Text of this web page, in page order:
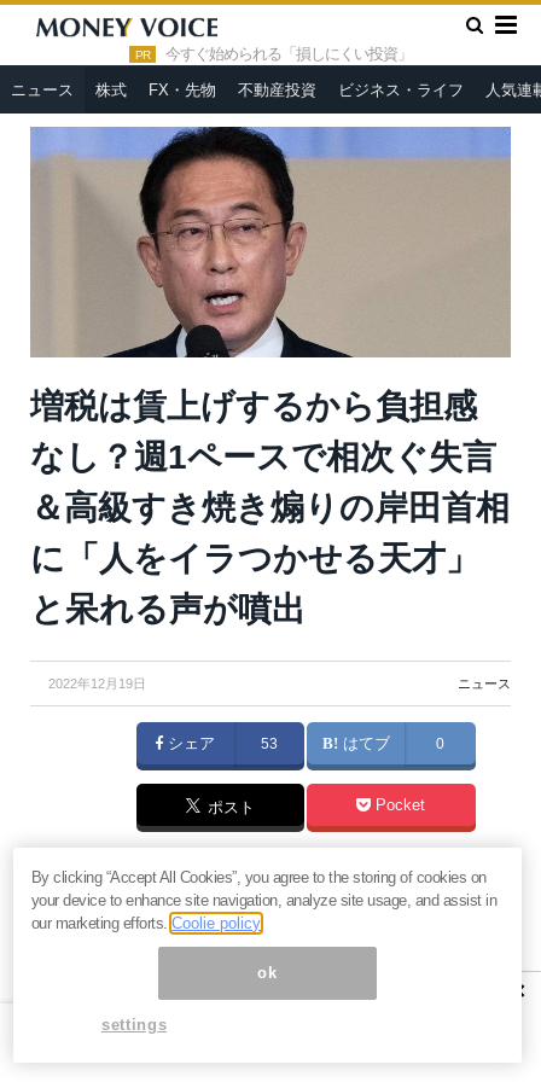
PR 今すぐ始められる「損しにくい投資」
ニュース 株式 FX・先物 不動産投資 ビジネス・ライフ 人気連
HOME » ニュース »
増税は賃上げするから負担感なし？週1ペ
ースで相次ぐ失言＆高級すき焼き煽りの岸田首相に「人をイラつか
増税は賃上げするから負担感
なし？週1ペースで相次ぐ失言
＆高級すき焼き煽りの岸田首相
に「人をイラつかせる天才」
と呆れる声が噴出
2022年12月19日 ニュース
シェア 53 はてブ 0
ポスト Pocket
防衛費増額のため、1兆円強の増税を強いるとしている
岸田文雄首相が、記者会見で「賃上げするから負担感
なし」といった趣旨の発言をしたことが、国民の怒り
の火に油を注ぐ格好となっているようだ。
によれば、2037年までだった復興特別所得税の課
税期間を最長13年も延長するという話に関し、記者か
×
By clicking “Accept All Cookies”, you agree to the storing of cookies on
your device to enhance site navigation, analyze site usage, and assist in
our marketing efforts.Coolie policy
ok
settings